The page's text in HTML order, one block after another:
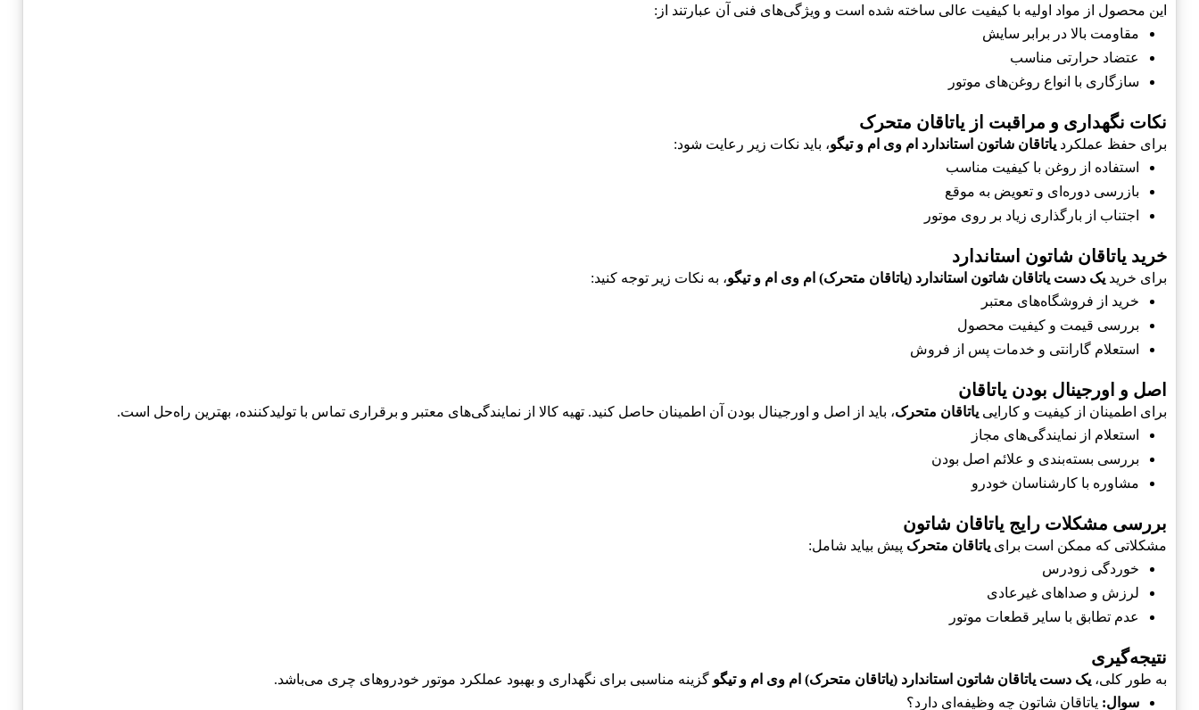
این محصول از مواد اولیه با کیفیت عالی ساخته شده است و ویژگی‌های فنی آن عبارتند از:
مقاومت بالا در برابر سایش
عتضاد حرارتی مناسب
سازگاری با انواع روغن‌های موتور
نکات نگهداری و مراقبت از یاتاقان متحرک
برای حفظ عملکرد یاتاقان شاتون استاندارد ام وی ام و تیگو، باید نکات زیر رعایت شود:
استفاده از روغن با کیفیت مناسب
بازرسی دوره‌ای و تعویض به موقع
اجتناب از بارگذاری زیاد بر روی موتور
خرید یاتاقان شاتون استاندارد
برای خرید یک دست یاتاقان شاتون استاندارد (یاتاقان متحرک) ام وی ام و تیگو، به نکات زیر توجه کنید:
خرید از فروشگاه‌های معتبر
بررسی قیمت و کیفیت محصول
استعلام گارانتی و خدمات پس از فروش
اصل و اورجینال بودن یاتاقان
برای اطمینان از کیفیت و کارایی یاتاقان متحرک، باید از اصل و اورجینال بودن آن اطمینان حاصل کنید. تهیه کالا از نمایندگی‌های معتبر و برقراری تماس با تولیدکننده، بهترین راه‌حل است.
استعلام از نمایندگی‌های مجاز
بررسی بسته‌بندی و علائم اصل بودن
مشاوره با کارشناسان خودرو
بررسی مشکلات رایج یاتاقان شاتون
مشکلاتی که ممکن است برای یاتاقان متحرک پیش بیاید شامل:
خوردگی زودرس
لرزش و صداهای غیرعادی
عدم تطابق با سایر قطعات موتور
نتیجه‌گیری
به طور کلی، یک دست یاتاقان شاتون استاندارد (یاتاقان متحرک) ام وی ام و تیگو گزینه مناسبی برای نگهداری و بهبود عملکرد موتور خودروهای چری می‌باشد.
سوال: یاتاقان شاتون چه وظیفه‌ای دارد؟